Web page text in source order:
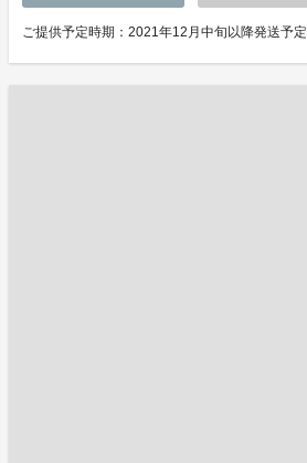
ご提供予定時期：2021年12月中旬以降発送予定